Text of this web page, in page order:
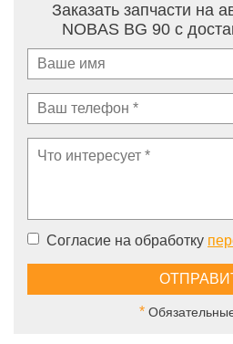
Заказать запчасти на
NOBAS BG 90 с
Согласие на обработку
*